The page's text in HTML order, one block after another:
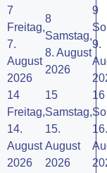
7
Freitag,
7.
August
2026
8
Samstag,
8. August
2026
9
9.
14
Freitag,
14.
August
2026
15
Samstag,
15.
August
2026
16
16.